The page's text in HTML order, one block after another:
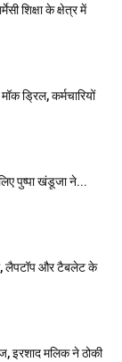
शिक्षा के क्षेत्र में
ड्रिल, कर्मचारियों
पुष्पा खंडूजा ने...
लैपटॉप और टैबलेट के
इरशाद मलिक ने ठोकी